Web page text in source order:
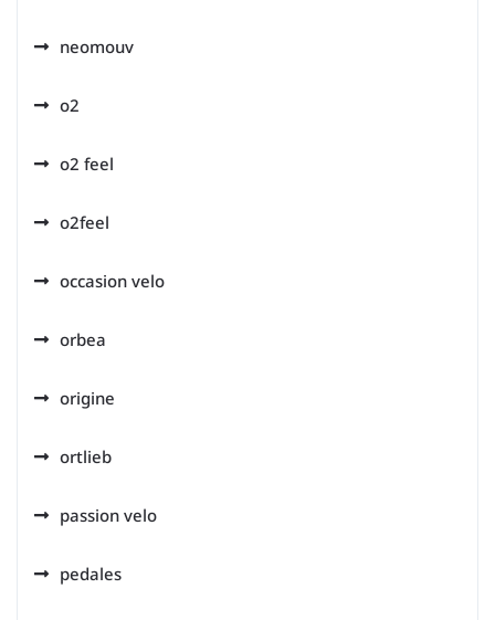
neomouv
o2
o2 feel
o2feel
occasion velo
orbea
origine
ortlieb
passion velo
pedales